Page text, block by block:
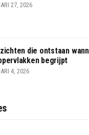
27, 2026
die ontstaan
begrijpt
4, 2026